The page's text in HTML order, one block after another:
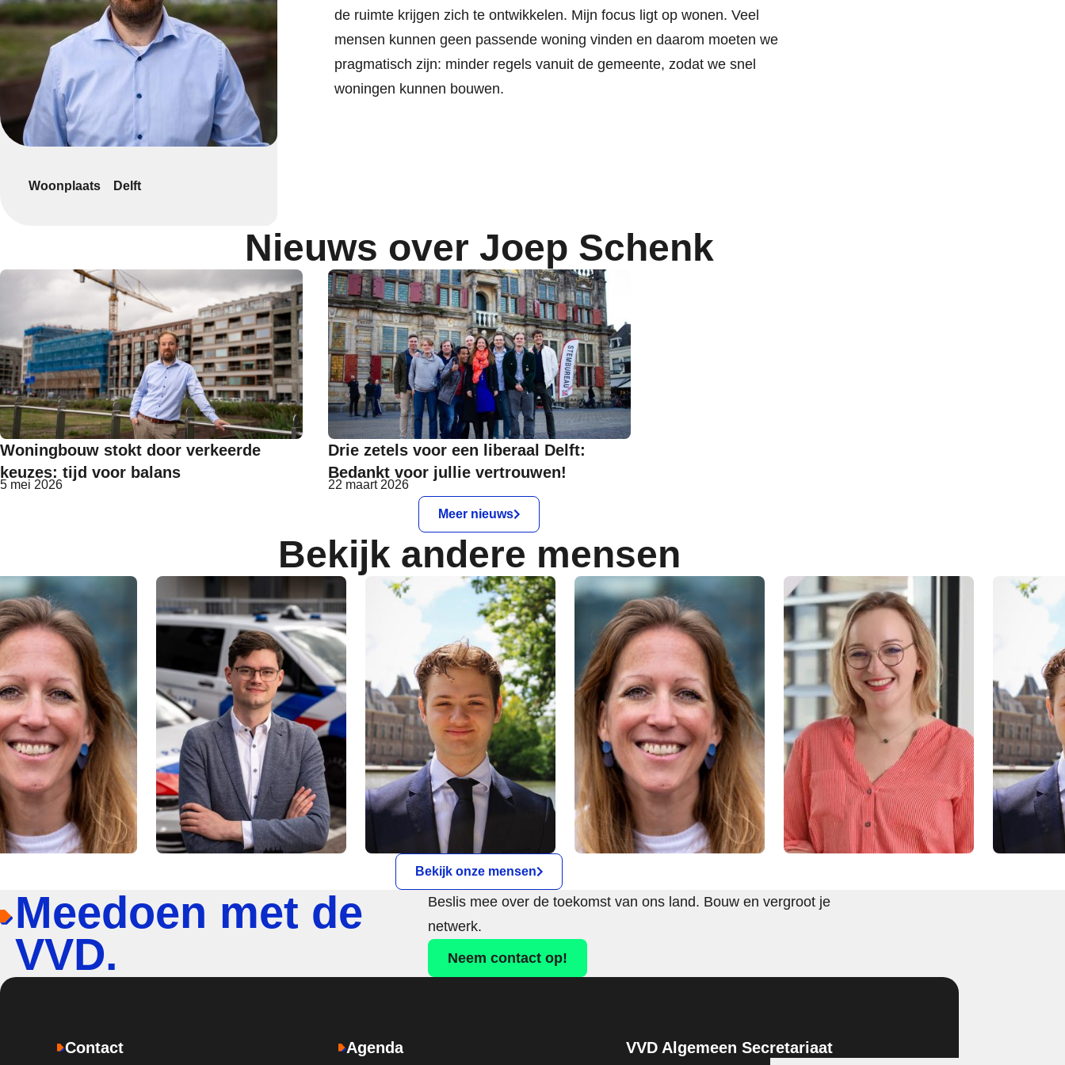
Woonplaats Delft
de ruimte krijgen zich te ontwikkelen. Mijn focus ligt op wonen. Veel
mensen kunnen geen passende woning vinden en daarom moeten we
pragmatisch zijn: minder regels vanuit de gemeente, zodat we snel
woningen kunnen bouwen.
Nieuws over Joep Schenk
Woningbouw stokt door verkeerde
keuzes: tijd voor balans
5 mei 2026
Drie zetels voor een liberaal Delft:
Bedankt voor jullie vertrouwen!
22 maart 2026
Meer nieuws
Bekijk andere mensen
Bekijk onze mensen
Meedoen met de
VVD.
Beslis mee over de toekomst van ons land. Bouw en vergroot je
netwerk.
Neem contact op!
Contact Agenda VVD Algemeen Secretariaat